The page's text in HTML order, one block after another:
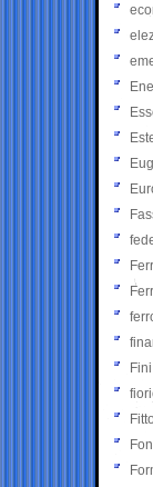
Fini
Fitto